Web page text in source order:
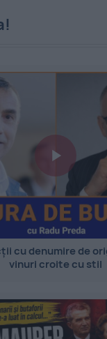
cu denumire de
vinuri croite cu stil